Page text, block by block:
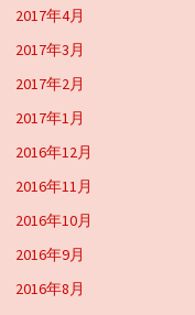
2017年4月
2017年3月
2017年2月
2017年1月
2016年12月
2016年11月
2016年10月
2016年9月
2016年8月